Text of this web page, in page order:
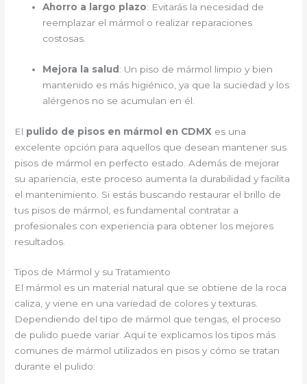
Ahorro a largo plazo: Evitarás la necesidad de
reemplazar el mármol o realizar reparaciones
costosas.
Mejora la salud : Un piso de mármol limpio y bien
mantenido es más higiénico, ya que la suciedad y los
alérgenos no se acumulan en él.
El pulido de pisos en mármol en CDMX es una
excelente opción para aquellos que desean mantener sus
pisos de mármol en perfecto estado. Además de mejorar
su apariencia, este proceso aumenta la durabilidad y facilita
el mantenimiento. Si estás buscando restaurar el brillo de
tus pisos de mármol, es fundamental contratar a
profesionales con experiencia para obtener los mejores
resultados.
Tipos de Mármol y su Tratamiento
El mármol es un material natural que se obtiene de la roca
caliza, y viene en una variedad de colores y texturas.
Dependiendo del tipo de mármol que tengas, el proceso
de pulido puede variar. Aquí te explicamos los tipos más
comunes de mármol utilizados en pisos y cómo se tratan
durante el pulido: